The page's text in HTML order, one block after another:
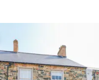
z kategorii Wybór gości